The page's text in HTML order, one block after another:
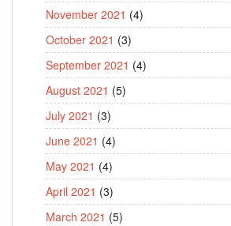
November 2021 (4)
October 2021 (3)
September 2021 (4)
August 2021 (5)
July 2021 (3)
June 2021 (4)
May 2021 (4)
April 2021 (3)
March 2021 (5)